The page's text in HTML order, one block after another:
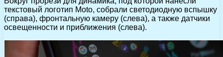
текстовый логотип Moto, собрали светодиодную вспышку
(справа), фронтальную камеру (слева), а также датчики
освещенности и приближения (слева).